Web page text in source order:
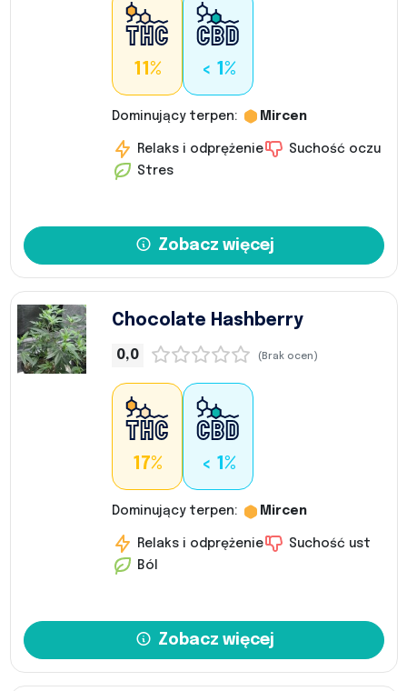
11% < 1%
Dominujący terpen: Mircen
Relaks i odprężenie
Suchość oczu
Stres
Zobacz więcej
Chocolate Hashberry
0,0 (Brak ocen)
17% < 1%
Dominujący terpen: Mircen
Relaks i odprężenie
Suchość ust
Ból
Zobacz więcej